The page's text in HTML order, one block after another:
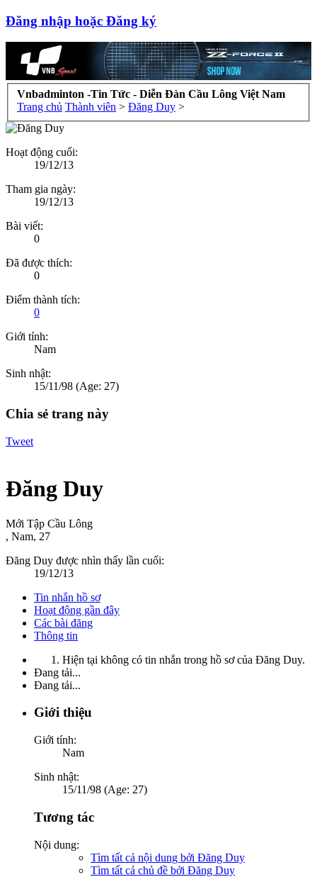
Đăng nhập hoặc Đăng ký
Vnbadminton -Tin Tức - Diễn Đàn Cầu Lông Việt Nam
Trang chủ Thành viên > Đăng Duy >
Hoạt động cuối:
19/12/13
Tham gia ngày:
19/12/13
Bài viết:
0
Đã được thích:
0
Điểm thành tích:
0
Giới tính:
Nam
Sinh nhật:
15/11/98 (Age: 27)
Chia sẻ trang này
Tweet
Đăng Duy
Mới Tập Cầu Lông
, Nam, 27
Đăng Duy được nhìn thấy lần cuối:
19/12/13
Tin nhắn hồ sơ
Hoạt động gần đây
Các bài đăng
Thông tin
Hiện tại không có tin nhắn trong hồ sơ của Đăng Duy.
Đang tải...
Đang tải...
Giới thiệu
Giới tính:
Nam
Sinh nhật:
15/11/98 (Age: 27)
Tương tác
Nội dung:
Tìm tất cả nội dung bởi Đăng Duy
Tìm tất cả chủ đề bởi Đăng Duy